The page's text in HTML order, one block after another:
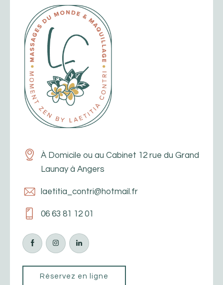
À Domicile ou au Cabinet 12 rue du Grand
Launay à Angers
laetitia_contri@hotmail.fr
06 63 81 12 01
Réservez en ligne